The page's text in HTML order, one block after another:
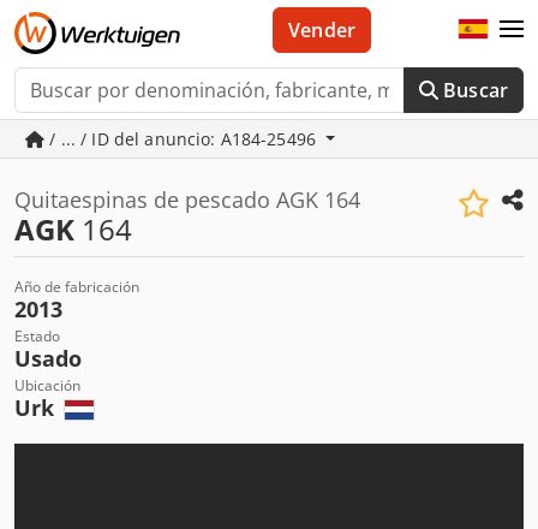
Buscar
Vender
/ ... / ID del anuncio: A184-25496
Quitaespinas de pescado AGK 164
AGK 164
Año de fabricación
2013
Estado
Usado
Ubicación
Urk